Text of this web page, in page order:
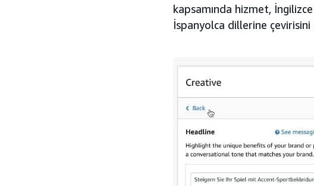
kapsamında hizmet,
İspanyolca dillerine